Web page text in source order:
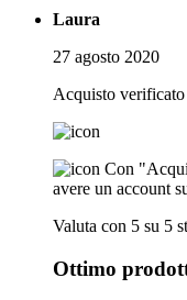
Laura
27 agosto 2020
Acquisto verificato
Con
avere un account
Valuta con 5 su 5
Ottimo